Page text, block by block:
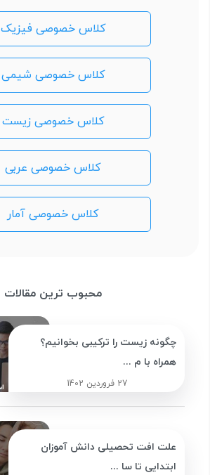
کلاس خصوصی فیزیک
کلاس خصوصی شیمی
کلاس خصوصی زیست
کلاس خصوصی عربی
کلاس خصوصی آمار
محبوب ترین مقالات
چگونه زیست را ترکیبی بخوانیم؟
همراه با م ...
27 فروردین 1402
علت افت تحصیلی دانش آموزان
ابتدایی تا سا ...